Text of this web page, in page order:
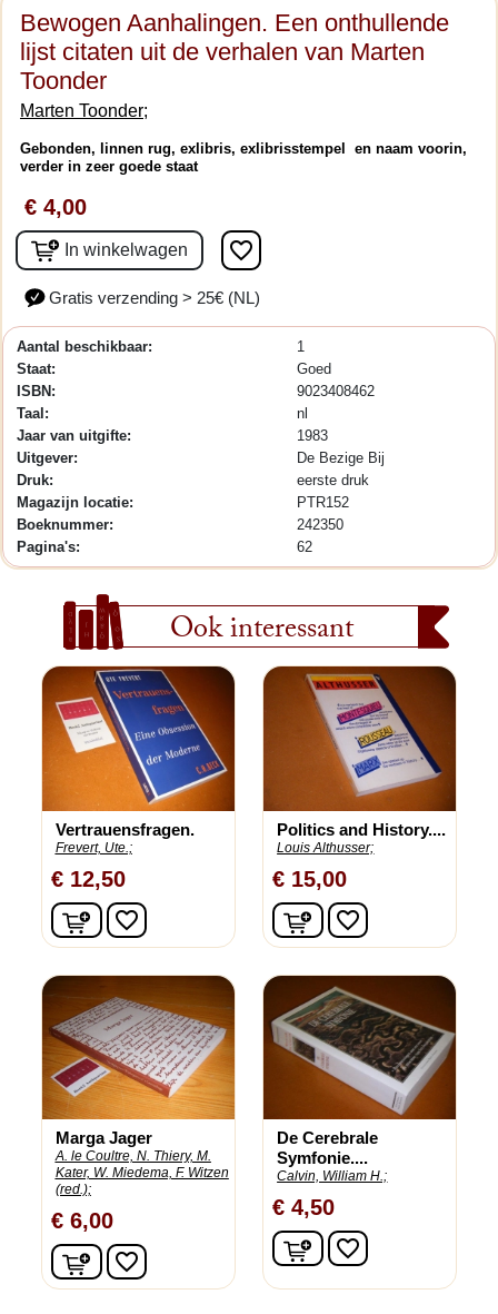
Bewogen Aanhalingen. Een onthullende
lijst citaten uit de verhalen van Marten
Toonder
Marten Toonder;
Gebonden, linnen rug, exlibris, exlibrisstempel en naam voorin,
verder in zeer goede staat
€ 4,00
In winkelwagen favorite_border
Gratis verzending > 25€ (NL)
Aantal beschikbaar:
1
Staat:
Goed
ISBN:
9023408462
Taal:
nl
Jaar van uitgifte:
1983
Uitgever:
De Bezige Bij
Druk:
eerste druk
Magazijn locatie:
PTR152
Boeknummer:
242350
Pagina's:
62
Ook interessant
Vertrauensfragen.
Frevert, Ute.;
€ 12,50
In winkelwagen
favorite_border
Politics and History....
Louis Althusser;
€ 15,00
In winkelwagen
favorite_border
Marga Jager
A. le Coultre, N. Thiery, M.
Kater, W. Miedema, F. Witzen
(red.);
€ 6,00
In winkelwagen
favorite_border
De Cerebrale
Symfonie....
Calvin, William H.;
€ 4,50
In winkelwagen
favorite_border